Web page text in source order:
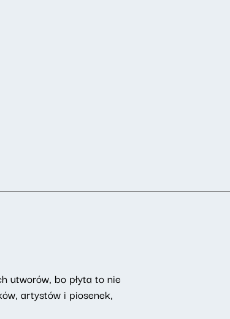
utworów, bo płyta to nie
artystów i piosenek,